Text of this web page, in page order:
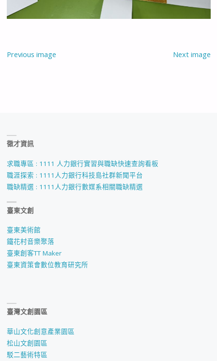
Previous image Next image
徵才資訊
求職專區 : 1111 人力銀行實習與職缺快速查詢看板
職涯探索 : 1111人力銀行科技島社群新聞平台
職缺精選 : 1111人力銀行數媒系相關職缺精選
臺東文創
臺東美術館
鐵花村音樂聚落
臺東創客TT Maker
臺東資策會數位教育研究所
臺灣文創園區
華山文化創意產業園區
松山文創園區
駁二藝術特區